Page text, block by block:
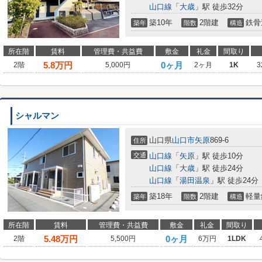
山口線 「 大歳 」駅 徒歩32分
築年 築10年 階数 2階建 構造 鉄
所在階 賃料 管理費・共益費 敷金 礼金
間取り
2階
5.8万円 5,000円 0ヶ月 2ヶ月 1K
シャルマン
住所 山口県山口市矢原869-6
交通 山口線 「 矢原 」駅 徒歩10分
山口線 「 大歳 」駅 徒歩24分
山口線 「 湯田温泉 」駅 徒歩24分
築年 築18年 階数 2階建 構造 軽
所在階 賃料 管理費・共益費 敷金 礼金
間取り
2階
5.48万円 5,500円 0ヶ月 6万円 1LDK